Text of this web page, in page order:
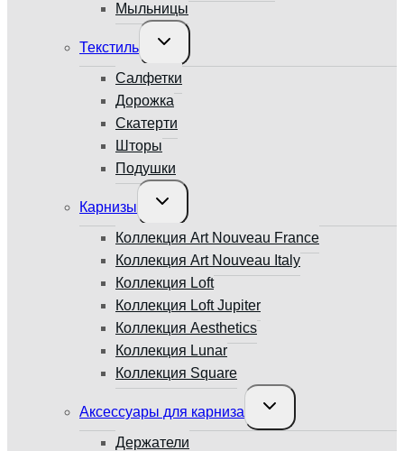
Мыльницы
Текстиль
Переключить
дочернее
Салфетки
Дорожка
Скатерти
Шторы
Подушки
Карнизы
Переключить
дочернее
Коллекция Art Nouveau France
Коллекция Art Nouveau Italy
Коллекция Loft
Коллекция Loft Jupiter
Коллекция Aesthetics
Коллекция Lunar
Коллекция Square
Аксессуары для карниза
Переключить
дочернее
Держатели